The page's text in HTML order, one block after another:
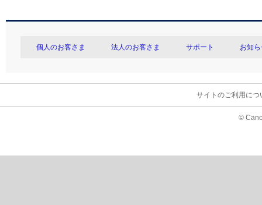
個人のお客さま 法人のお客さま サポート お知
サイトのご利用につ
©